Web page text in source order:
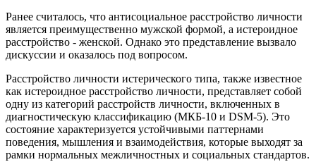
Ранее считалось, что антисоциальное расстройство личности
является преимущественно мужской формой, а истероидное
расстройство - женской. Однако это представление вызвало
дискуссии и оказалось под вопросом.
Расстройство личности истерического типа, также известное
как истероидное расстройство личности, представляет собой
одну из категорий расстройств личности, включенных в
диагностическую классификацию (МКБ-10 и DSM-5). Это
состояние характеризуется устойчивыми паттернами
поведения, мышления и взаимодействия, которые выходят за
рамки нормальных межличностных и социальных стандартов.